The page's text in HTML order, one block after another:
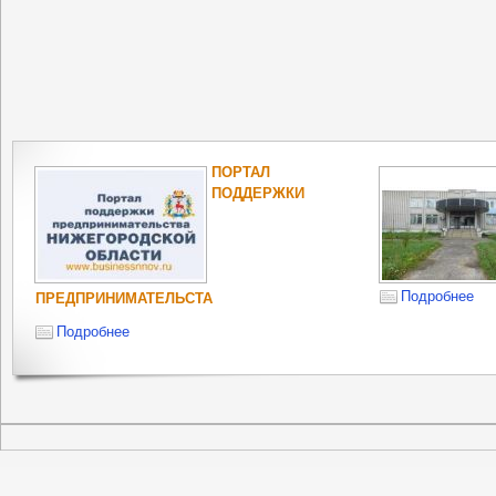
ПОРТАЛ
ПОДДЕРЖКИ
ПРЕДПРИНИМАТЕЛЬСТА
Подробнее
Подробнее